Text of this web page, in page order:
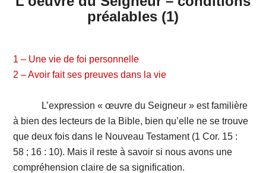
préalables (1)
1 – Une vie de foi personnelle
2 – Avoir fait ses preuves dans la vie
L’expression « œuvre du Seigneur » est familière
à bien des lecteurs de la Bible, bien qu’elle ne se trouve
que deux fois dans le Nouveau Testament (1 Cor. 15 :
58 ; 16 : 10). Mais il reste à savoir si nous avons une
compréhension claire de sa signification.